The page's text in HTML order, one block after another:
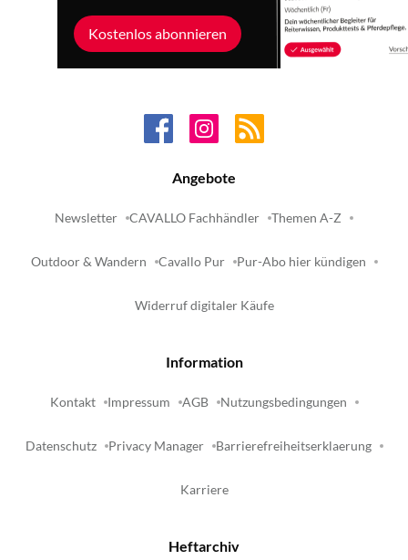
Kostenlos abonnieren
Angebote
Newsletter CAVALLO Fachhändler Themen A-Z
Outdoor & Wandern Cavallo Pur Pur-Abo hier kündigen
Widerruf digitaler Käufe
Information
Kontakt Impressum AGB Nutzungsbedingungen
Datenschutz Privacy Manager Barrierefreiheitserklaerung
Karriere
Heftarchiv